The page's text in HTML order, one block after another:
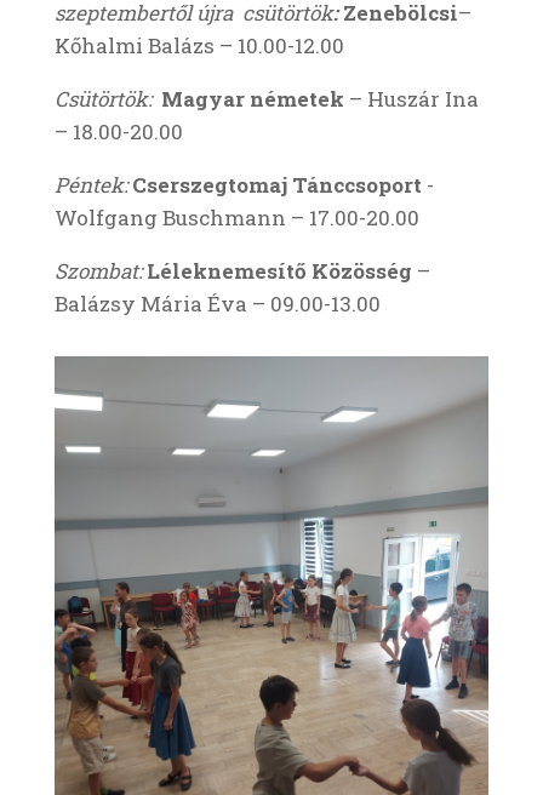
szeptembertől újra csütörtök:Zenebölcsi–
Kőhalmi Balázs – 10.00-12.00
Csütörtök: Magyar németek – Huszár Ina
– 18.00-20.00
Péntek: Cserszegtomaj Tánccsoport -
Wolfgang Buschmann – 17.00-20.00
Szombat:Léleknemesítő Közösség –
Balázsy Mária Éva – 09.00-13.00